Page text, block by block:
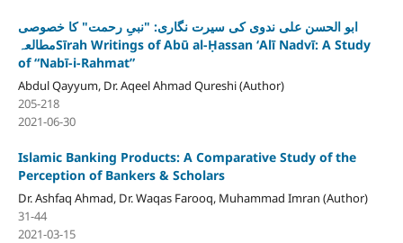
ابو الحسن علی ندوی کی سیرت نگاری: "نبیِ رحمت" کا خصوصی
مطالعہSīrah Writings of Abū al-Ḥassan ʻAlī Nadvī: A Study
of “Nabī-i-Rahmat”
Abdul Qayyum, Dr. Aqeel Ahmad Qureshi (Author)
205-218
2021-06-30
Islamic Banking Products: A Comparative Study of the
Perception of Bankers & Scholars
Dr. Ashfaq Ahmad, Dr. Waqas Farooq, Muhammad Imran (Author)
31-44
2021-03-15